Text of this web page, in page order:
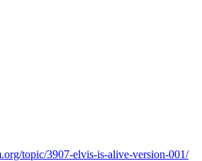
topic/3907-elvis-is-alive-version-001/